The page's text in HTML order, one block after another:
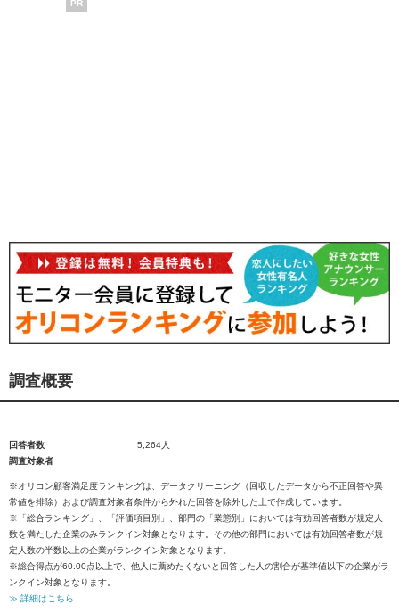
PR
調査概要
回答者数
5,264人
調査対象者
※オリコン顧客満足度ランキングは、データクリーニング（回収したデータから不正回答や異
常値を排除）および調査対象者条件から外れた回答を除外した上で作成しています。
※「総合ランキング」、「評価項目別」、部門の「業態別」においては有効回答者数が規定人
数を満たした企業のみランクイン対象となります。その他の部門においては有効回答者数が規
定人数の半数以上の企業がランクイン対象となります。
※総合得点が60.00点以上で、他人に薦めたくないと回答した人の割合が基準値以下の企業がラ
ンクイン対象となります。
≫ 詳細はこちら